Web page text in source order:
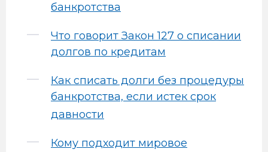
банкротства
Что говорит Закон 127 о списании
долгов по кредитам
Как списать долги без процедуры
банкротства, если истек срок
давности
Кому подходит мировое